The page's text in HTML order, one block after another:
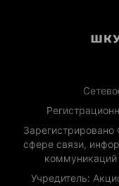
сфере связи,
коммуникаций
Учредитель: